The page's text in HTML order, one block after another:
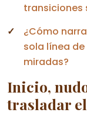
transiciones
¿Cómo
sola línea
miradas?
Inicio,
trasladar